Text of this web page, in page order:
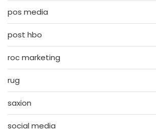
pos media
post hbo
roc marketing
rug
saxion
social media